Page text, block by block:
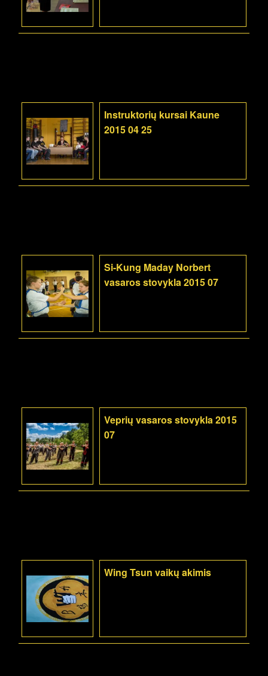
Instruktorių kursai Kaune
2015 04 25
Si-Kung Maday Norbert
vasaros stovykla 2015 07
Veprių vasaros stovykla 2015
07
Wing Tsun vaikų akimis